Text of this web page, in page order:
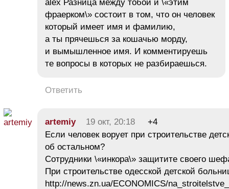
alex Разница между тобой и \«этим
фраерком\» состоит в том, что он человек
который имеет имя и фамилию,
а ты прячешься за кошачью морду,
и вымышленное имя. И комментируешь
те вопросы в которых не разбираешься.
Ответить
artemiy 19 окт, 20:18
+4
Если человек ворует при строительстве
об остальном?
Сотрудники \«инкора\» защитите своего
При строительстве одесской детской
http://news.zn.ua/ECONOMICS/